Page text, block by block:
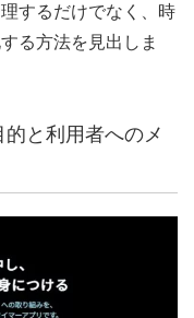
するだけでなく、時
る方法を見出しま
と利用者へのメ